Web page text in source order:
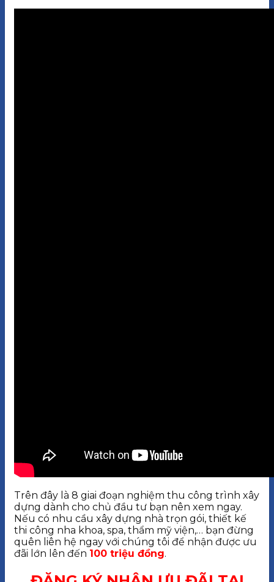
Trên đây là 8 giai đoạn nghiệm thu công trình xây
dựng dành cho chủ đầu tư bạn nên xem ngay.
Nếu có nhu cầu xây dựng nhà trọn gói, thiết kế
thi công nha khoa, spa, thẩm mỹ viện,… bạn đừng
quên liên hệ ngay với chúng tôi để nhận được ưu
đãi lớn lên đến 100 triệu đồng.